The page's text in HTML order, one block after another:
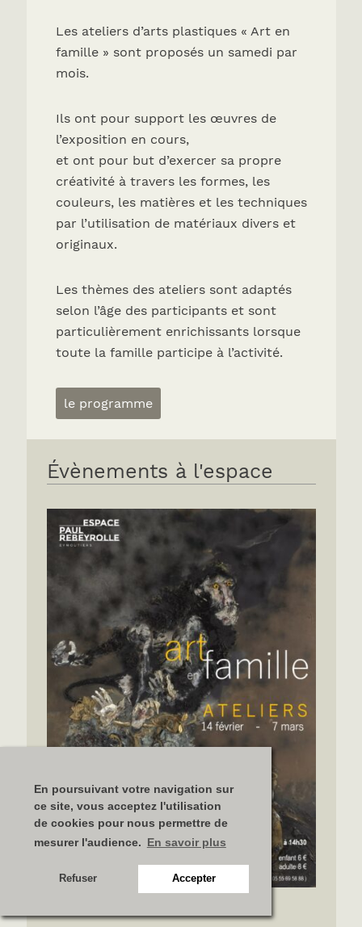
En poursuivant votre navigation sur
ce site, vous acceptez l'utilisation
de cookies pour nous permettre de
mesurer l'audience. En savoir plus
Refuser Accepter
Les ateliers d’arts plastiques « Art en
famille » sont proposés un samedi par
mois.
Ils ont pour support les œuvres de
l’exposition en cours,
et ont pour but d’exercer sa propre
créativité à travers les formes, les
couleurs, les matières et les techniques
par l’utilisation de matériaux divers et
originaux.
Les thèmes des ateliers sont adaptés
selon l’âge des participants et sont
particulièrement enrichissants lorsque
toute la famille participe à l’activité.
le programme
Évènements à l'espace